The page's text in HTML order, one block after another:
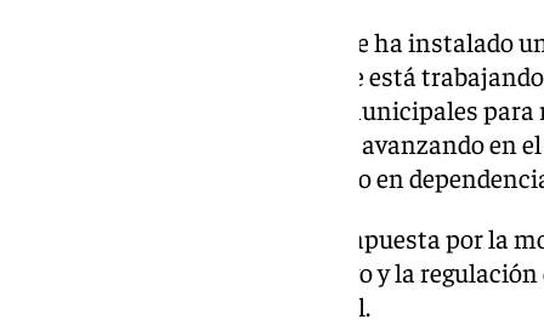
En materia de calidad del aire, se ha instalado
distintos puntos de la ciudad, se está
descarbonización de edificios municipales
de efecto invernadero y se sigue avanzando en
fotovoltaicas para autoconsumo en
También en la misma línea, se apuesta por la
fomento del transporte colectivo y la
vehículos de movilidad personal.